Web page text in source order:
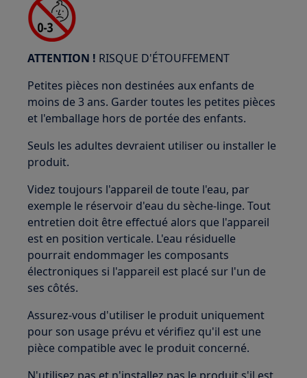
ATTENTION ! RISQUE D'ÉTOUFFEMENT
Petites pièces non destinées aux enfants de
moins de 3 ans. Garder toutes les petites pièces
et l'emballage hors de portée des enfants.
Seuls les adultes devraient utiliser ou installer le
produit.
Videz toujours l'appareil de toute l'eau, par
exemple le réservoir d'eau du sèche-linge. Tout
entretien doit être effectué alors que l'appareil
est en position verticale. L'eau résiduelle
pourrait endommager les composants
électroniques si l'appareil est placé sur l'un de
ses côtés.
Assurez-vous d'utiliser le produit uniquement
pour son usage prévu et vérifiez qu'il est une
pièce compatible avec le produit concerné.